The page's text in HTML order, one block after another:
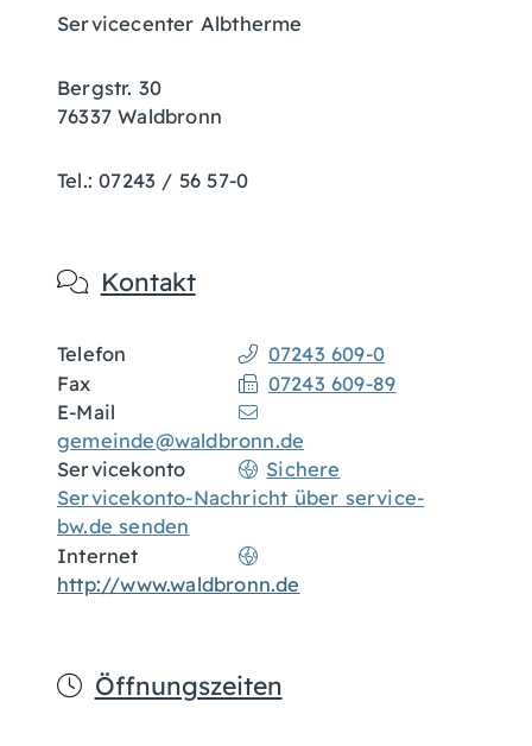
Servicecenter Albtherme
Bergstr. 30
76337 Waldbronn
Tel.: 07243 / 56 57-0
Kontakt
Telefon
07243 609-0
Fax
07243 609-89
E-Mail
gemeinde@waldbronn.de
Servicekonto
Sichere
Servicekonto-Nachricht über service-
bw.de senden
Internet
http://www.waldbronn.de
Öffnungszeiten